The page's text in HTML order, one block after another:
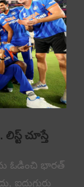
చూస్తే
ఓడించి భారత్
ఐదుగురు